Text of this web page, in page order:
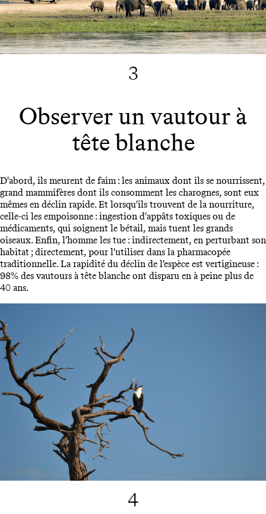
3
Observer un vautour à
tête blanche
D'abord, ils meurent de faim : les animaux dont ils se nourrissent,
grand mammifères dont ils consomment les charognes, sont eux
mêmes en déclin rapide. Et lorsqu'ils trouvent de la nourriture,
celle-ci les empoisonne : ingestion d'appâts toxiques ou de
médicaments, qui soignent le bétail, mais tuent les grands
oiseaux. Enfin, l'homme les tue : indirectement, en perturbant son
habitat ; directement, pour l'utiliser dans la pharmacopée
traditionnelle. La rapidité du déclin de l'espèce est vertigineuse :
98% des vautours à tête blanche ont disparu en à peine plus de
40 ans.
4